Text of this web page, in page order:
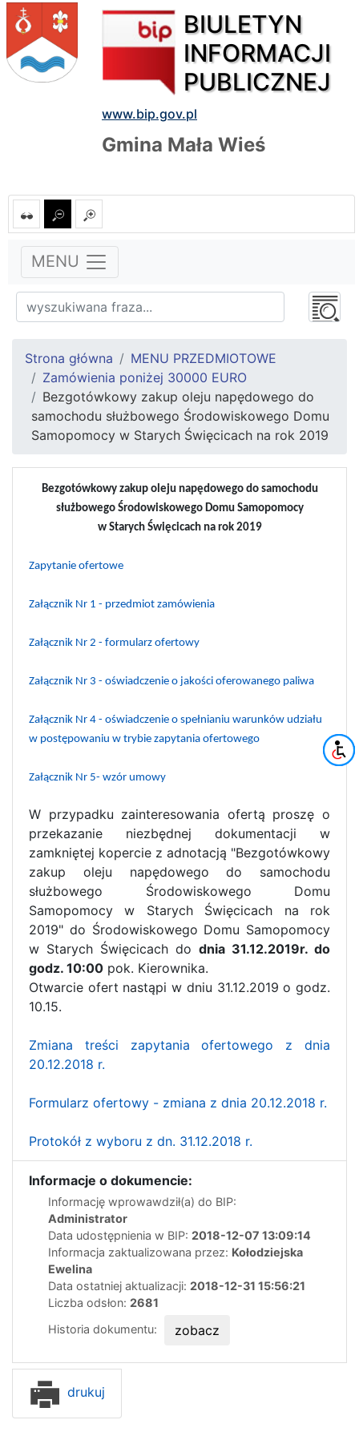
BIULETYN
INFORMACJI
PUBLICZNEJ
www.bip.gov.pl
Gmina Mała Wieś
MENU
Strona główna
MENU PRZEDMIOTOWE
Zamówienia poniżej 30000 EURO
Bezgotówkowy zakup oleju napędowego do
samochodu służbowego Środowiskowego Domu
Samopomocy w Starych Święcicach na rok 2019
Bezgotówkowy zakup oleju napędowego do samochodu
służbowego Środowiskowego Domu Samopomocy
w Starych Święcicach na rok 2019
Zapytanie ofertowe
Załącznik Nr 1 - przedmiot zamówienia
Załącznik Nr 2 - formularz ofertowy
Załącznik Nr 3 - oświadczenie o jakości oferowanego paliwa
Załącznik Nr 4 - oświadczenie o spełnianiu warunków udziału
w postępowaniu w trybie zapytania ofertowego
Załącznik Nr 5- wzór umowy
W przypadku zainteresowania ofertą proszę o
przekazanie niezbędnej dokumentacji w
zamkniętej kopercie z adnotacją "Bezgotówkowy
zakup oleju napędowego do samochodu
służbowego Środowiskowego Domu
Samopomocy w Starych Święcicach na rok
2019" do Środowiskowego Domu Samopomocy
w Starych Święcicach do dnia 31.12.2019r. do
godz. 10:00 pok. Kierownika.
Otwarcie ofert nastąpi w dniu 31.12.2019 o godz.
10.15.
Zmiana treści zapytania ofertowego z dnia
20.12.2018 r.
Formularz ofertowy - zmiana z dnia 20.12.2018 r.
Protokół z wyboru z dn. 31.12.2018 r.
Informacje o dokumencie:
Informację wprowawdził(a) do BIP:
Administrator
Data udostępnienia w BIP: 2018-12-07 13:09:14
Informacja zaktualizowana przez: Kołodziejska
Ewelina
Data ostatniej aktualizacji: 2018-12-31 15:56:21
Liczba odsłon: 2681
Historia dokumentu:
zobacz
drukuj